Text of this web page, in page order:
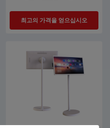
최고의 가격을 얻으십시오